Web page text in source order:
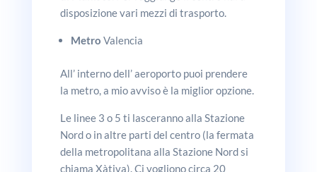
disposizione vari mezzi di trasporto.
Metro Valencia
All’ interno dell’ aeroporto puoi prendere
la metro, a mio avviso è la miglior opzione.
Le linee 3 o 5 ti lasceranno alla Stazione
Nord o in altre parti del centro (la fermata
della metropolitana alla Stazione Nord si
chiama Xàtiva). Ci vogliono circa 20